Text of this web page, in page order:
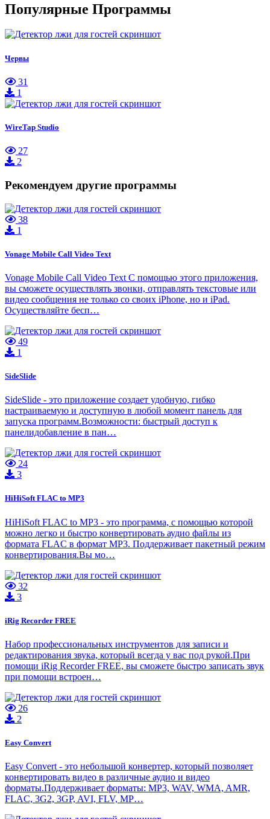
Популярные Программы
Червы
31
1
WireTap Studio
27
2
Рекомендуем другие программы
38
1
Vonage Mobile Call Video Text
Vonage Mobile Call Video Text С помощью этого приложения,
вы сможете осуществлять звонки, отправлять текстовые или
видео сообщения не только со своих iPhone, но и iPad.
Осуществляйте бесп…
49
1
SideSlide
SideSlide - это приложение создает удобную, гибко
настраиваемую и доступную в любой момент панель для
запуска программ.Возможности: быстрый доступ к
панелидобавление в пан…
24
3
HiHiSoft FLAC to MP3
HiHiSoft FLAC to MP3 - это программа, с помощью которой
можно легко и быстро конвертировать аудио файлы из
формата FLAC в формат MP3. Поддерживает пакетный режим
конвертирования.Вы мо…
32
3
iRig Recorder FREE
Набор профессиональных инструментов для записи и
редактирования звука, который всегда у вас под рукой.При
помощи iRig Recorder FREE, вы сможете быстро записать звук
при помощи встроен…
26
2
Easy Convert
Easy Convert - это небольшой конвертер, который позволяет
конвертировать видео в различные аудио и видео
форматы.Поддерживает форматы: MP3, WAV, WMA, AMR,
FLAC, 3G2, 3GP, AVI, FLV, MP…